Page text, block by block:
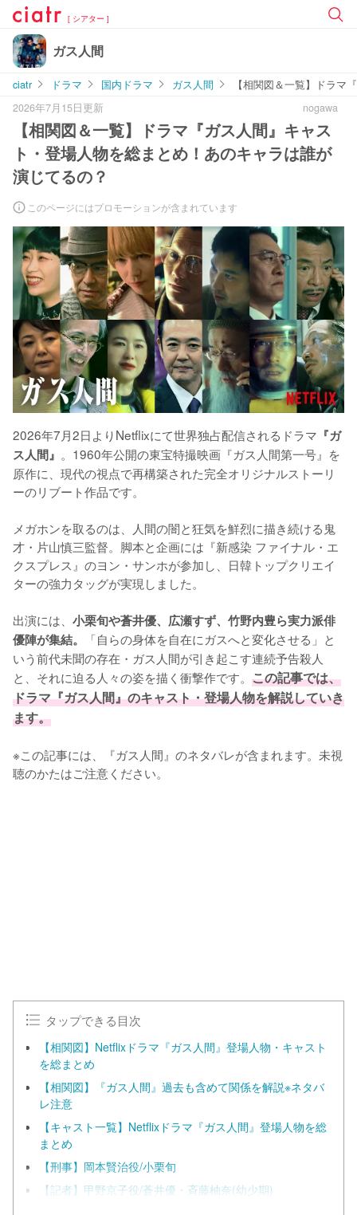
[ シアター ]
ガス人間
ciatr ドラマ 国内ドラマ ガス人間
【相関図＆一覧】ドラマ
2026年7月15日更新
nogawa
【相関図＆一覧】ドラマ『ガス人間』キャス
ト・登場人物を総まとめ！あのキャラは誰が
演じてるの？
このページにはプロモーションが含まれています
2026年7月2日よりNetflixにて世界独占配信されるドラマ 『ガ
ス人間』 。1960年公開の東宝特撮映画『ガス人間第一号』を
原作に、現代の視点で再構築された完全オリジナルストーリ
ーのリブート作品です。
メガホンを取るのは、人間の闇と狂気を鮮烈に描き続ける鬼
才・片山慎三監督。脚本と企画には『新感染 ファイナル・エ
クスプレス』のヨン・サンホが参加し、日韓トップクリエイ
ターの強力タッグが実現しました。
出演には、 小栗旬や蒼井優、広瀬すず、竹野内豊ら実力派俳
優陣が集結。
「自らの身体を自在にガスへと変化させる」と
いう前代未聞の存在・ガス人間が引き起こす連続予告殺人
と、それに迫る人々の姿を描く衝撃作です。 この記事では、
ドラマ『ガス人間』のキャスト・登場人物を解説していき
ます。
※この記事には、『ガス人間』のネタバレが含まれます。未視
聴のかたはご注意ください。
タップできる目次
【相関図】Netflixドラマ『ガス人間』登場人物・キャスト
を総まとめ
【相関図】『ガス人間』過去も含めて関係を解説※ネタバ
レ注意
【キャスト一覧】Netflixドラマ『ガス人間』登場人物を総
まとめ
【刑事】岡本賢治役/小栗旬
【記者】甲野京子役/蒼井優・斉藤柚奈(幼少期)